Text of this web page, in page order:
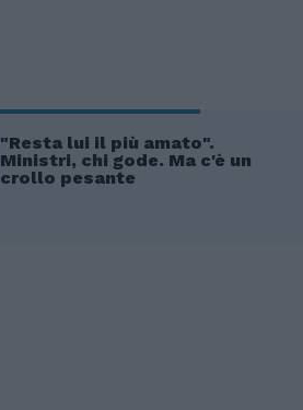
"Resta lui il più amato".
Ministri, chi gode. Ma c'è un
crollo pesante